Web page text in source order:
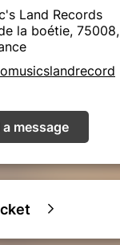
Land Records
la boétie, 75008,
a message